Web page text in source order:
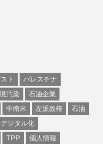
ト
パレスチナ
汚染
石油企業
中南米 左派政権
石油
デジタル化
TPP 個人情報